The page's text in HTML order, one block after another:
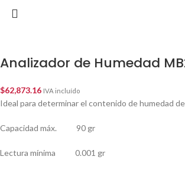
Analizador de Humedad
$62,873.16 IVA incluído
Ideal para determinar el contenido de humedad
Capacidad máx. 90 gr
Lectura mínima 0.001 gr